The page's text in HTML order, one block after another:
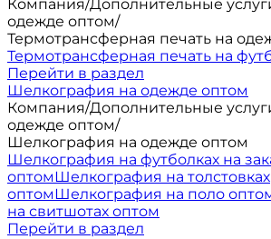
Компания/Дополнительные
одежде оптом/
Термотрансферная печать на
Термотрансферная печать на
Перейти в раздел
Шелкография на одежде оптом
Компания/Дополнительные
одежде оптом/
Шелкография на одежде оптом
Шелкография на футболках на
оптомШелкография на толстовках
оптомШелкография на поло
на свитшотах оптом
Перейти в раздел